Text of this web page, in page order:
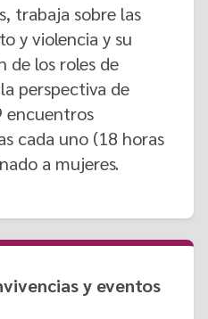
trabaja sobre las
y violencia y su
de los roles de
perspectiva de
encuentros
cada uno (18 horas
a mujeres.
y eventos